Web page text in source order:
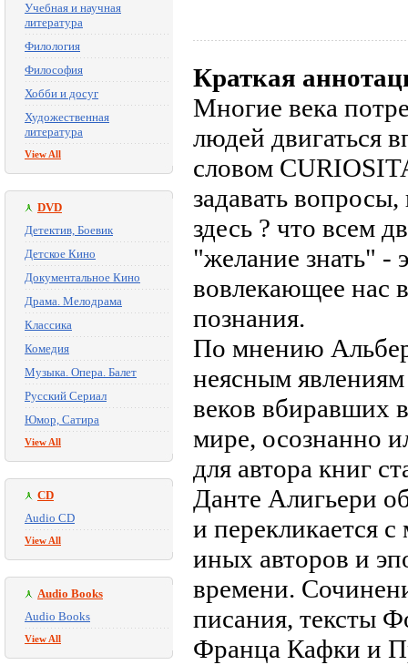
Учебная и научная
литература
Филология
Философия
Хобби и досуг
Художественная
литература
View All
DVD
Детектив, Боевик
Детское Кино
Документальное Кино
Драма. Мелодрама
Классика
Комедия
Музыка. Опера. Балет
Русский Сериал
Юмор, Сатира
View All
CD
Audio CD
View All
Audio Books
Audio Books
View All
Краткая
Многие века
людей двигаться
словом
задавать
здесь ? что всем
"желание знать" -
вовлекающее нас
познания.
По мнению
неясным
веков вбиравших
мире, осознанно
для автора книг
Данте Алигьери
и перекликается
иных авторов и
времени.
писания, тексты
Франца Кафки и